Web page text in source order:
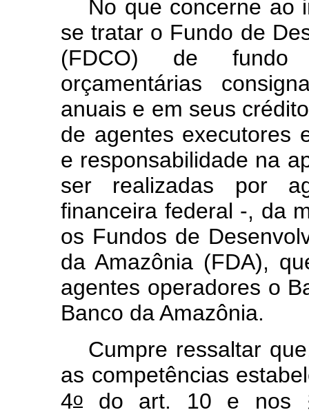
No que concerne ao
se tratar o Fundo de
(FDCO) de fundo
orçamentárias
anuais e em seus
de agentes executores
e responsabilidade na
ser realizadas por
financeira federal -, da
os Fundos de
da Amazônia (FDA),
agentes operadores o
Banco da Amazônia.
Cumpre ressaltar
as competências
4o do art. 10 e nos